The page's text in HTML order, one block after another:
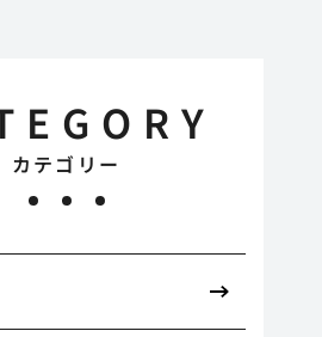
カテゴリー